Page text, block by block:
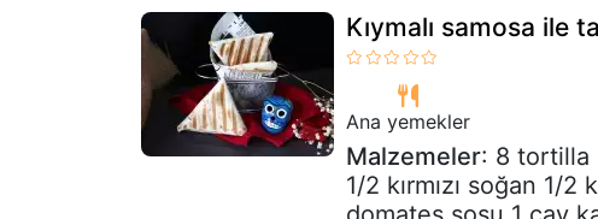
Kıymalı samosa ile
Ana yemekler
Malzemeler: 8 tortilla
1/2 kırmızı soğan 1/2